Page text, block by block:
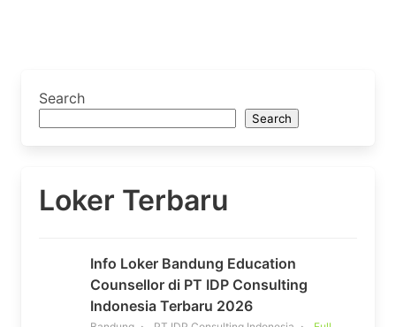
Search
Search
Loker Terbaru
Info Loker Bandung Education
Counsellor di PT IDP Consulting
Indonesia Terbaru 2026